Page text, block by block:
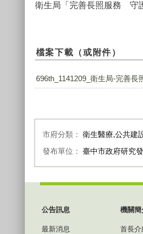
衛生局「完善長照服務 守
檔案下載（或附件）
696th_1141209_衛生局-完善長
市府分類： 衛生醫療,公共建
發布單位： 臺中市政府研究
公告訊息
最新消息
機關簡
首長介